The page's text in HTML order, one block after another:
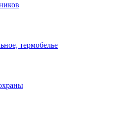
термобелье